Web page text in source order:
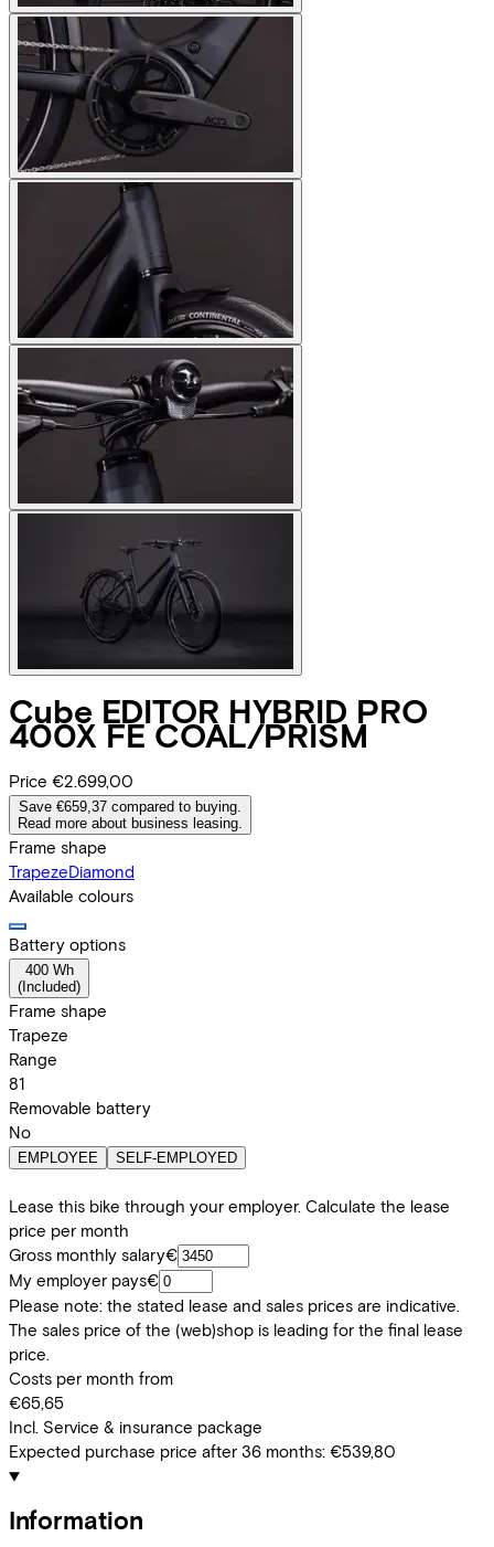
Cube EDITOR HYBRID PRO
400X FE COAL/PRISM
Price €2.699,00
Save €659,37 compared to buying.
Read more about business leasing.
Frame shape
TrapezeDiamond
Available colours
Battery options
400 Wh
( Included)
Frame shape
Trapeze
Range
81
Removable battery
No
EMPLOYEE SELF-EMPLOYED
Lease this bike through your employer. Calculate the lease
price per month
Gross monthly salary€
My employer pays€
Please note: the stated lease and sales prices are indicative.
The sales price of the (web)shop is leading for the final lease
price.
Costs per month from
€65,65
Incl. Service & insurance package
Expected purchase price after 36 months: €539,80
Information